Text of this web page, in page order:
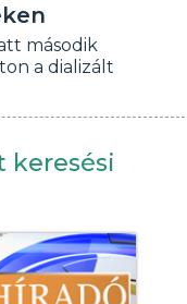
második
a dializált
keresési